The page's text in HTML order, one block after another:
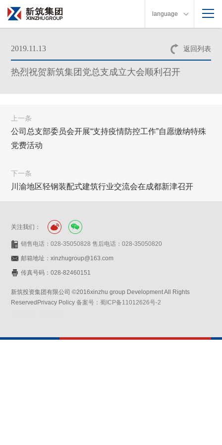
language
返回列表
2019.11.13
热烈祝贺新筑集团党总支成立大会顺利召开
上一条
公司总支部委员会开展“支持疫情防控工作”自愿缴纳特殊
党费活动
下一条
川渝地区轻钢装配式建筑行业交流会在成都新津召开
关注我们：
销售电话：028-35050828 售后电话：028-35050820
邮箱地址：xinzhugroup@163.com
传真号码：028-82460151
新筑投资集团有限公司 ©2016xinzhu group Development All Rights
ReservedPrivacy Policy备案号：蜀ICP备11012626号-2